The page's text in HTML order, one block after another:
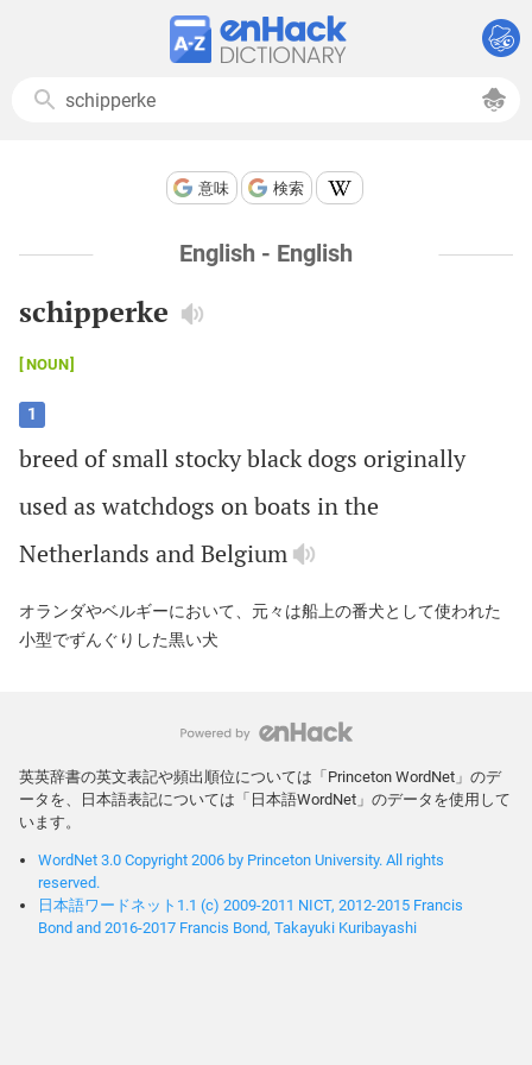
意味 検索
English - English
schipperke
NOUN
1
breedof small stockyblackdogs originally
usedas watchdogs onboats inthe
Netherlands andBelgium
オランダやベルギーにおいて、元々は船上の番犬として使われた
小型でずんぐりした黒い犬
英英辞書の英文表記や頻出順位については「Princeton WordNet」のデ
ータを、日本語表記については「日本語WordNet」のデータを使用して
います。
WordNet 3.0 Copyright 2006 by Princeton University. All rights
reserved.
日本語ワードネット1.1 (c) 2009-2011 NICT, 2012-2015 Francis
Bond and 2016-2017 Francis Bond, Takayuki Kuribayashi